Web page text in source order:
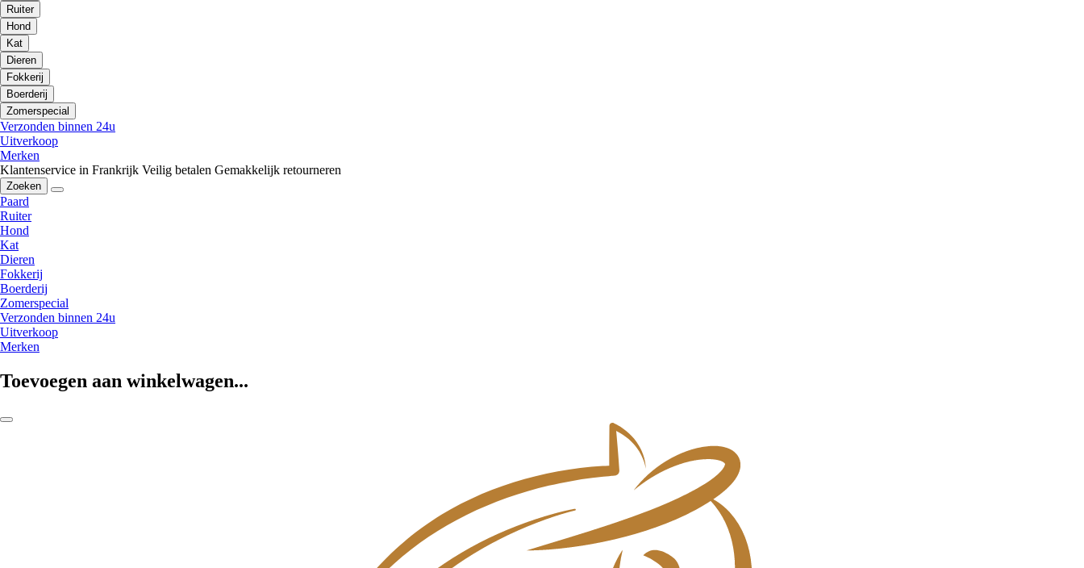
Ruiter
Hond
Kat
Dieren
Fokkerij
Boerderij
Zomerspecial
Verzonden binnen 24u
Uitverkoop
Merken
Klantenservice in Frankrijk Veilig betalen Gemakkelijk retourneren
Zoeken
Paard
Ruiter
Hond
Kat
Dieren
Fokkerij
Boerderij
Zomerspecial
Verzonden binnen 24u
Uitverkoop
Merken
Toevoegen aan winkelwagen...